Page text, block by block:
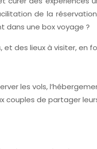
de la
dans une box voyage ?
des lieux à visiter, en
les vols,
couples de partager